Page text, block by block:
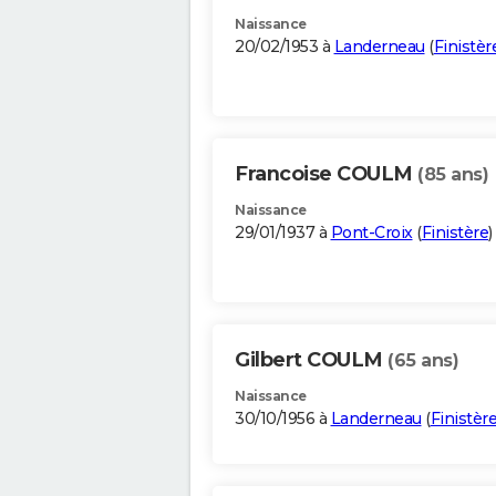
Naissance
20/02/1953 à Landerneau (
Francoise COULM (85 ans)
Naissance
29/01/1937 à Pont-Croix(Finistère)
Gilbert COULM (65 ans)
Naissance
30/10/1956 à Landerneau (Finistère